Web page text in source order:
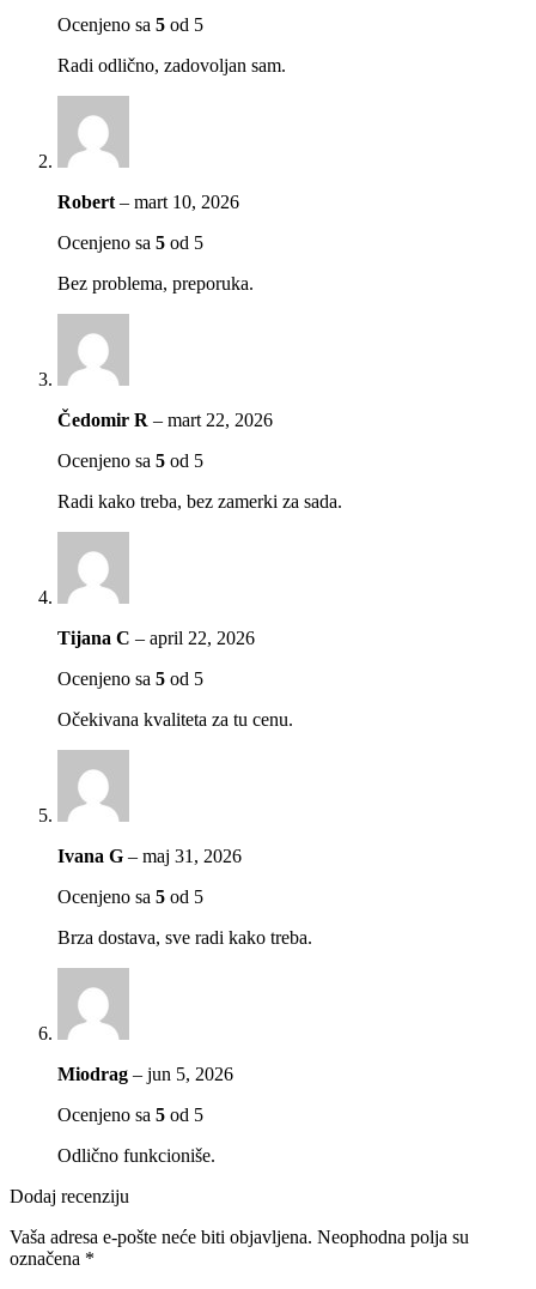
Ocenjeno sa 5 od 5
Radi odlično, zadovoljan sam.
Robert – mart 10, 2026
Ocenjeno sa 5 od 5
Bez problema, preporuka.
Čedomir R – mart 22, 2026
Ocenjeno sa 5 od 5
Radi kako treba, bez zamerki za sada.
Tijana C – april 22, 2026
Ocenjeno sa 5 od 5
Očekivana kvaliteta za tu cenu.
Ivana G – maj 31, 2026
Ocenjeno sa 5 od 5
Brza dostava, sve radi kako treba.
Miodrag – jun 5, 2026
Ocenjeno sa 5 od 5
Odlično funkcioniše.
Dodaj recenziju
Vaša adresa e-pošte neće biti objavljena. Neophodna polja su
označena *